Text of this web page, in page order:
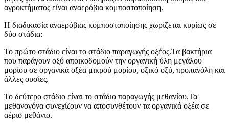
αγροκτήματος είναι αναερόβια κομποστοποίηση.
Η διαδικασία αναερόβιας κομποστοποίησης χωρίζεται κυρίως σε
δύο στάδια:
Το πρώτο στάδιο είναι το στάδιο παραγωγής οξέος.Τα βακτήρια
που παράγουν οξύ αποικοδομούν την οργανική ύλη μεγάλου
μορίου σε οργανικά οξέα μικρού μορίου, οξικό οξύ, προπανόλη και
άλλες ουσίες.
Το δεύτερο στάδιο είναι το στάδιο παραγωγής μεθανίου.Τα
μεθανογόνα συνεχίζουν να αποσυνθέτουν τα οργανικά οξέα σε
αέριο μεθάνιο.